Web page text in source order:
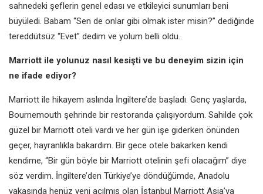
sahnedeki şeflerin genel edası ve etkileyici sunumları beni
büyüledi. Babam “Sen de onlar gibi olmak ister misin?” dediğinde
tereddütsüz “Evet” dedim ve yolum belli oldu.
Marriott ile yolunuz nasıl kesişti ve bu deneyim sizin için
ne ifade ediyor?
Marriott ile hikayem aslında İngiltere’de başladı. Genç yaşlarda,
Bournemouth şehrinde bir restoranda çalışıyordum. Sahilde çok
güzel bir Marriott oteli vardı ve her gün işe giderken önünden
geçer, hayranlıkla bakardım. Bir gece otele bakarken kendi
kendime, “Bir gün böyle bir Marriott otelinin şefi olacağım” diye
söz verdim. İngiltere’den Türkiye’ye döndüğümde, Anadolu
yakasında henüz yeni açılmış olan İstanbul Marriott Asia’ya